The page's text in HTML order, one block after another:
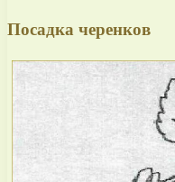
Посадка черенков